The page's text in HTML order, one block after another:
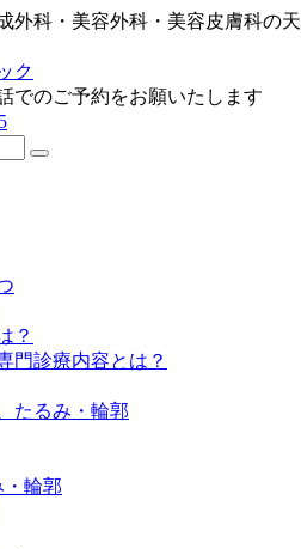
外科・美容外科・美容皮膚科の
でのご予約をお願いたします
？
門診療内容とは？
たるみ・輪郭
・輪郭